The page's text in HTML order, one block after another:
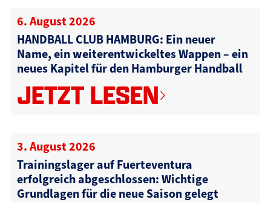
6. August 2026
HANDBALL CLUB HAMBURG: Ein neuer
Name, ein weiterentwickeltes Wappen – ein
neues Kapitel für den Hamburger Handball
JETZT LESEN
3. August 2026
Trainingslager auf Fuerteventura
erfolgreich abgeschlossen: Wichtige
Grundlagen für die neue Saison gelegt